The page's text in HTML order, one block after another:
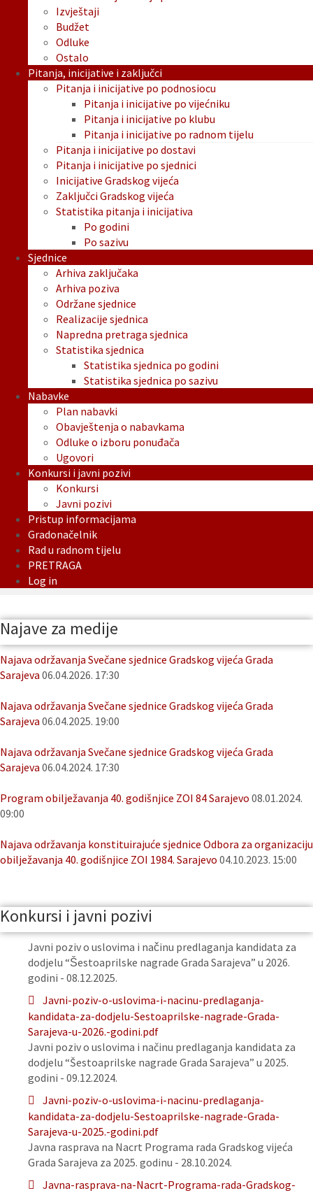
Izvještaji
Budžet
Odluke
Ostalo
Pitanja, inicijative i zaključci
Pitanja i inicijative po podnosiocu
Pitanja i inicijative po vijećniku
Pitanja i inicijative po klubu
Pitanja i inicijative po radnom tijelu
Pitanja i inicijative po dostavi
Pitanja i inicijative po sjednici
Inicijative Gradskog vijeća
Zaključci Gradskog vijeća
Statistika pitanja i inicijativa
Po godini
Po sazivu
Sjednice
Arhiva zaključaka
Arhiva poziva
Održane sjednice
Realizacije sjednica
Napredna pretraga sjednica
Statistika sjednica
Statistika sjednica po godini
Statistika sjednica po sazivu
Nabavke
Plan nabavki
Obavještenja o nabavkama
Odluke o izboru ponuđača
Ugovori
Konkursi i javni pozivi
Konkursi
Javni pozivi
Pristup informacijama
Gradonačelnik
Rad u radnom tijelu
PRETRAGA
Log in
Najave za medije
Najava održavanja Svečane sjednice Gradskog vijeća Grada
Sarajeva 06.04.2026. 17:30
Najava održavanja Svečane sjednice Gradskog vijeća Grada
Sarajeva 06.04.2025. 19:00
Najava održavanja Svečane sjednice Gradskog vijeća Grada
Sarajeva 06.04.2024. 17:30
Program obilježavanja 40. godišnjice ZOI 84 Sarajevo 08.01.2024.
09:00
Najava održavanja konstituirajuće sjednice Odbora za organizaciju
obilježavanja 40. godišnjice ZOI 1984. Sarajevo 04.10.2023. 15:00
Konkursi i javni pozivi
Javni poziv o uslovima i načinu predlaganja kandidata za
dodjelu “Šestoaprilske nagrade Grada Sarajeva” u 2026.
godini - 08.12.2025.
Javni-poziv-o-uslovima-i-nacinu-predlaganja-
kandidata-za-dodjelu-Sestoaprilske-nagrade-Grada-
Sarajeva-u-2026.-godini.pdf
Javni poziv o uslovima i načinu predlaganja kandidata za
dodjelu “Šestoaprilske nagrade Grada Sarajeva” u 2025.
godini - 09.12.2024.
Javni-poziv-o-uslovima-i-nacinu-predlaganja-
kandidata-za-dodjelu-Sestoaprilske-nagrade-Grada-
Sarajeva-u-2025.-godini.pdf
Javna rasprava na Nacrt Programa rada Gradskog vijeća
Grada Sarajeva za 2025. godinu - 28.10.2024.
Javna-rasprava-na-Nacrt-Programa-rada-Gradskog-